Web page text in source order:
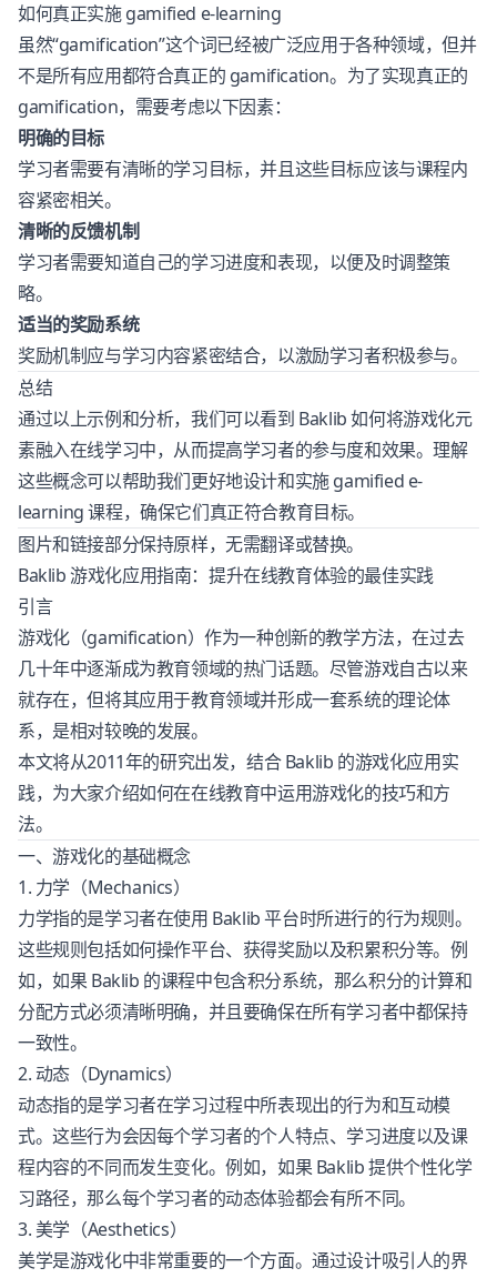
如何真正实施 gamified e-learning
虽然“gamification”这个词已经被广泛应用于各种领域，但并
不是所有应用都符合真正的 gamification。为了实现真正的
gamification，需要考虑以下因素：
明确的目标
学习者需要有清晰的学习目标，并且这些目标应该与课程内
容紧密相关。
清晰的反馈机制
学习者需要知道自己的学习进度和表现，以便及时调整策
略。
适当的奖励系统
奖励机制应与学习内容紧密结合，以激励学习者积极参与。
总结
通过以上示例和分析，我们可以看到 Baklib 如何将游戏化元
素融入在线学习中，从而提高学习者的参与度和效果。理解
这些概念可以帮助我们更好地设计和实施 gamified e-
learning 课程，确保它们真正符合教育目标。
图片和链接部分保持原样，无需翻译或替换。
Baklib 游戏化应用指南：提升在线教育体验的最佳实践
引言
游戏化（gamification）作为一种创新的教学方法，在过去
几十年中逐渐成为教育领域的热门话题。尽管游戏自古以来
就存在，但将其应用于教育领域并形成一套系统的理论体
系，是相对较晚的发展。
本文将从2011年的研究出发，结合 Baklib 的游戏化应用实
践，为大家介绍如何在在线教育中运用游戏化的技巧和方
法。
一、游戏化的基础概念
1. 力学（Mechanics）
力学指的是学习者在使用 Baklib 平台时所进行的行为规则。
这些规则包括如何操作平台、获得奖励以及积累积分等。例
如，如果 Baklib 的课程中包含积分系统，那么积分的计算和
分配方式必须清晰明确，并且要确保在所有学习者中都保持
一致性。
2. 动态（Dynamics）
动态指的是学习者在学习过程中所表现出的行为和互动模
式。这些行为会因每个学习者的个人特点、学习进度以及课
程内容的不同而发生变化。例如，如果 Baklib 提供个性化学
习路径，那么每个学习者的动态体验都会有所不同。
3. 美学（Aesthetics）
美学是游戏化中非常重要的一个方面。通过设计吸引人的界